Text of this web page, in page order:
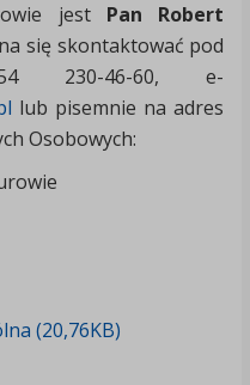
jest Pan Robert
się skontaktować pod
230-46-60, e-
lub pisemnie na adres
Osobowych:
(20,76KB)